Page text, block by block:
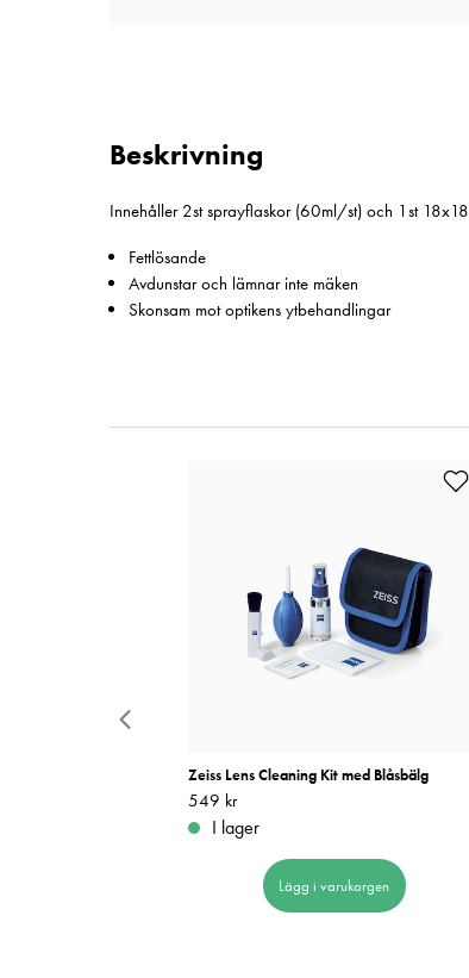
Beskrivning
Innehåller 2st sprayflaskor (60ml/st) och 1st
Fettlösande
Avdunstar och lämnar inte mäken
Skonsam mot optikens ytbehandlingar
Zeiss Lens Cleaning Kit med Blåsbälg
Pris: 549 kr
549 kr
I lager
Lägg i varukorgen